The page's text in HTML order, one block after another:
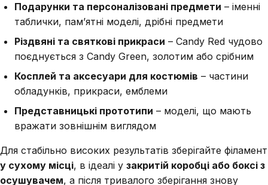
Подарунки та персоналізовані предмети – іменні
таблички, пам’ятні моделі, дрібні предмети
Різдвяні та святкові прикраси – Candy Red чудово
поєднується з Candy Green, золотим або срібним
Косплей та аксесуари для костюмів – частини
обладунків, прикраси, емблеми
Представницькі прототипи – моделі, що мають
вражати зовнішнім виглядом
Для стабільно високих результатів зберігайте філамент
у сухому місці, в ідеалі у закритій коробці або боксі з
осушувачем, а після тривалого зберігання знову